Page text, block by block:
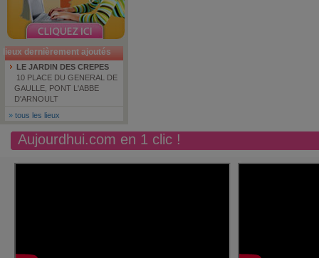
lieux dernièrement ajoutés
LE JARDIN DES CREPES
10 PLACE DU GENERAL DE
GAULLE, PONT L'ABBE
D'ARNOULT
» tous les lieux
Aujourdhui.com en 1 clic !